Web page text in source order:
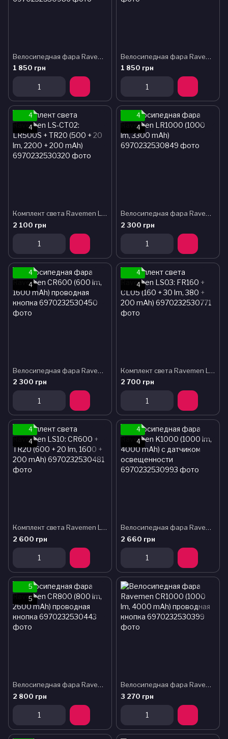
Велосипедная фара Ravemen K700 (700 lm, 2200 mAh) с датчиком освещенности
1 850 грн
Велосипедная фара Ravemen CR450 (450 lm, 1600 mAh) проводная кнопка
1 850 грн
4
4
Комплект света Ravemen LS-CT02: LR500S + TR20 (500 + 20 lm, 2200 + 200 mAh)
2 100 грн
4
4
Велосипедная фара Ravemen LR1000 (1000 lm, 3300 mAh)
2 300 грн
4
4
Велосипедная фара Ravemen CR600 (600 lm, 1600 mAh) проводная кнопка
2 300 грн
4
4
Комплект света Ravemen LS03: FR160 + CL05 (160 + 30 lm, 380 + 200 mAh)
2 700 грн
4
4
Комплект света Ravemen LS10: CR600 + TR20 (600 + 20 lm, 1600 + 200 mAh)
2 600 грн
4
4
Велосипедная фара Ravemen K1000 (1000 lm, 4000 mAh) с датчиком освещенности
2 660 грн
5
5
Велосипедная фара Ravemen CR800 (800 lm, 2600 mAh) проводная кнопка
2 800 грн
Велосипедная фара Ravemen CR1000 (1000 lm, 4000 mAh) проводная кнопка
3 270 грн